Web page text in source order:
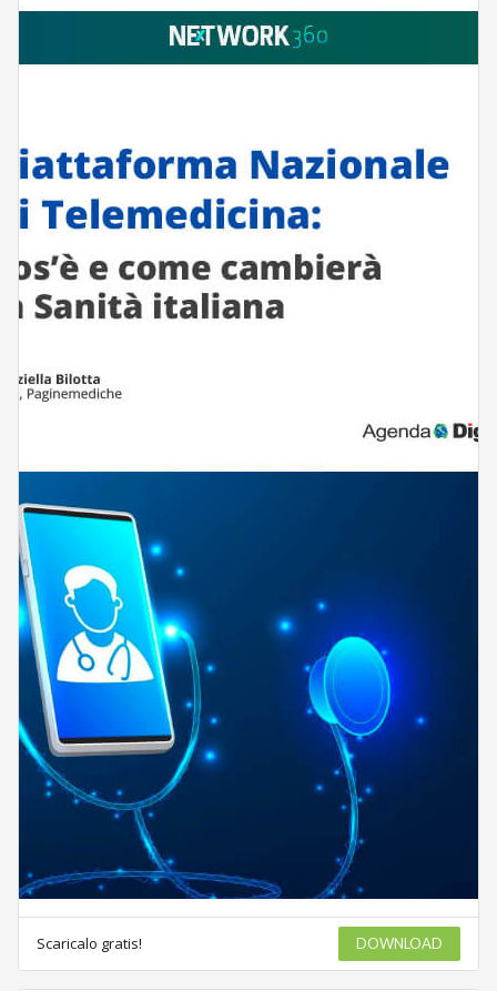
Scaricalo gratis! DOWNLOAD